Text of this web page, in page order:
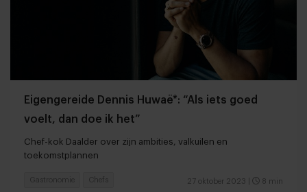
Eigengereide Dennis Huwaë*: “Als iets goed
voelt, dan doe ik het”
Chef-kok Daalder over zijn ambities, valkuilen en
toekomstplannen
27 oktober 2023 8 min
Gastronomie Chefs